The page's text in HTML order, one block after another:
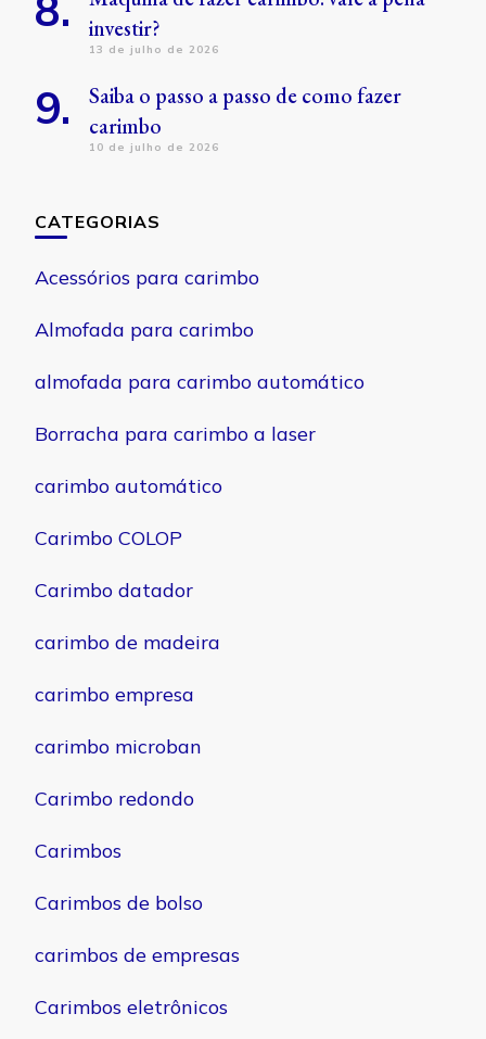
investir?
13 de julho de 2026
Saiba o passo a passo de como fazer
carimbo
10 de julho de 2026
CATEGORIAS
Acessórios para carimbo
Almofada para carimbo
almofada para carimbo automático
Borracha para carimbo a laser
carimbo automático
Carimbo COLOP
Carimbo datador
carimbo de madeira
carimbo empresa
carimbo microban
Carimbo redondo
Carimbos
Carimbos de bolso
carimbos de empresas
Carimbos eletrônicos